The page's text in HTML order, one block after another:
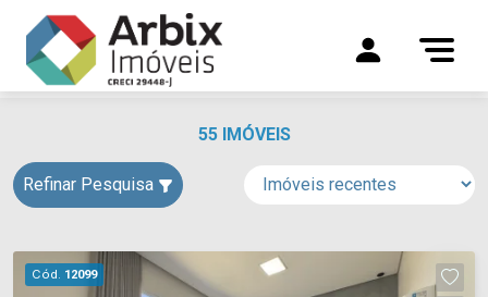
55 IMÓVEIS
Refinar Pesquisa
Cód. 12099